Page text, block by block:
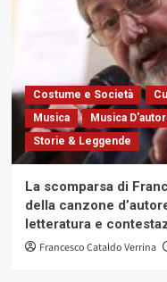
Costume e Società
Musica
Musica
Storie & Leggende
La scomparsa di
della canzone
letteratura e
Francesco Cataldo Verrina